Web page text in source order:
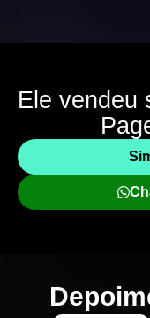
Ele vendeu